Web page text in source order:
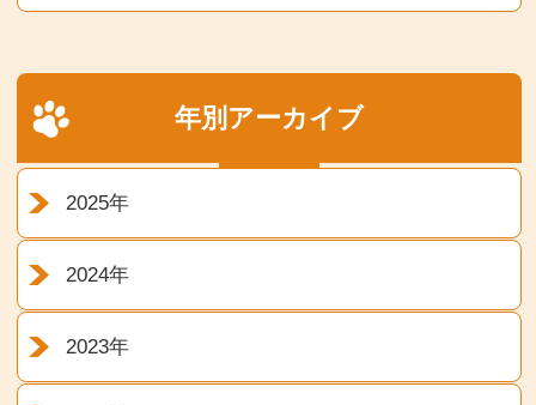
年別アーカイブ
2025年
2024年
2023年